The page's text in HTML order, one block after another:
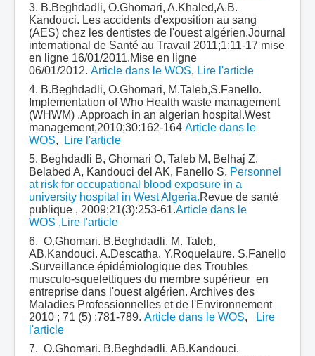
3. B.Beghdadli, O.Ghomari, A.Khaled,A.B.
Kandouci. Les accidents d'exposition au sang
(AES) chez les dentistes de l'ouest algérien.Journal
international de Santé au Travail 2011;1:11-17 mise
en ligne 16/01/2011.Mise en ligne
06/01/2012. Article dans le WOS, Lire l'article
4. B.Beghdadli, O.Ghomari, M.Taleb,S.Fanello.
Implementation of Who Health waste management
(WHWM) .Approach in an algerian hospital.West
management,2010;30:162-164 Article dans le
WOS,
Lire l'article
5. Beghdadli B, Ghomari O, Taleb M, Belhaj Z,
Belabed A, Kandouci del AK, Fanello S. Personnel
at risk for occupational blood exposure in a
university hospital in West Algeria.Revue de santé
publique , 2009;21(3):253-61.Article dans le
WOS ,Lire l'article
6. O.Ghomari. B.Beghdadli. M. Taleb,
AB.Kandouci. A.Descatha. Y.Roquelaure. S.Fanello
.Surveillance épidémiologique des Troubles
musculo-squelettiques du membre supérieur en
entreprise dans l'ouest algérien. Archives des
Maladies Professionnelles et de l'Environnement
2010 ; 71 (5) :781-789. Article dans le WOS,
Lire
l'article
7. O.Ghomari. B.Beghdadli. AB.Kandouci.